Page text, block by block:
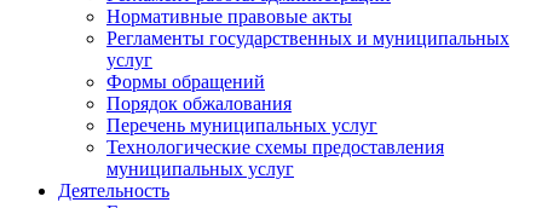
Нормативные правовые акты
Регламенты государственных и муниципальных
услуг
Формы обращений
Порядок обжалования
Перечень муниципальных услуг
Технологические схемы предоставления
муниципальных услуг
Деятельность